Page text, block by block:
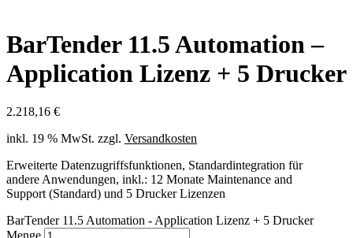
BarTender 11.5 Automation –
Application Lizenz + 5 Drucker
2.218,16 €
inkl. 19 % MwSt. zzgl. Versandkosten
Erweiterte Datenzugriffsfunktionen, Standardintegration für
andere Anwendungen, inkl.: 12 Monate Maintenance and
Support (Standard) und 5 Drucker Lizenzen
BarTender 11.5 Automation - Application Lizenz + 5 Drucker